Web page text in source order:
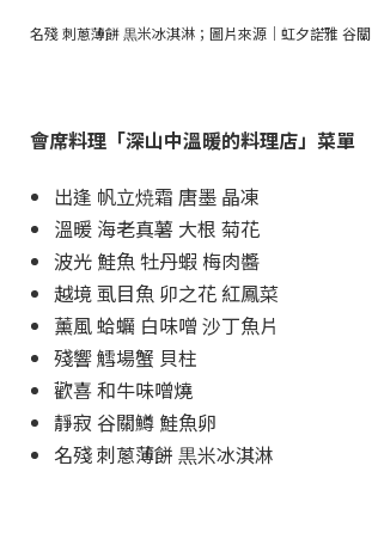
名殘 刺蔥薄餅 黒米冰淇淋；圖片來源｜虹夕諾雅 谷關
會席料理「深山中溫暖的料理店」菜單
出逢 帆立焼霜 唐墨 晶凍
溫暖 海老真薯 大根 菊花
波光 鮭魚 牡丹蝦 梅肉醬
越境 虱目魚 卯之花 紅鳳菜
薰風 蛤蠣 白味噌 沙丁魚片
殘響 鱈場蟹 貝柱
歡喜 和牛味噌燒
靜寂 谷關鱒 鮭魚卵
名殘 刺蔥薄餅 黒米冰淇淋